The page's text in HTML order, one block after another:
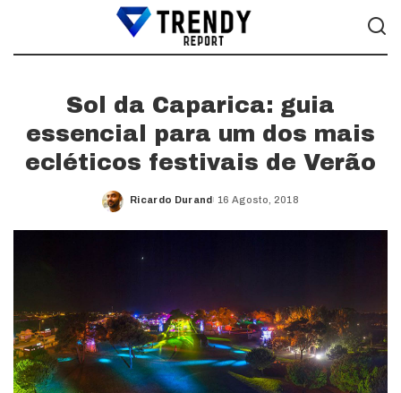
Sol da Caparica: guia
essencial para um dos mais
ecléticos festivais de Verão
Posted
Ricardo Durand 16 Agosto, 2018